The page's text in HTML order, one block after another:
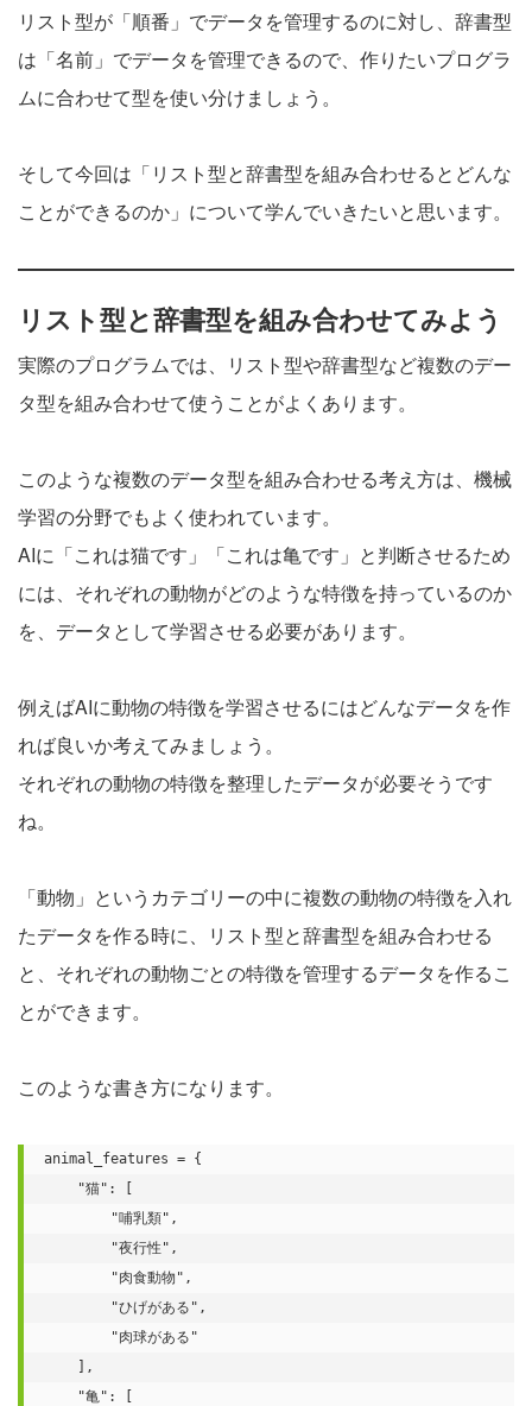
リスト型が「順番」でデータを管理するのに対し、辞書型
は「名前」でデータを管理できるので、作りたいプログラ
ムに合わせて型を使い分けましょう。
そして今回は「リスト型と辞書型を組み合わせるとどんな
ことができるのか」について学んでいきたいと思います。
リスト型と辞書型を組み合わせてみよう
実際のプログラムでは、リスト型や辞書型など複数のデー
タ型を組み合わせて使うことがよくあります。
このような複数のデータ型を組み合わせる考え方は、機械
学習の分野でもよく使われています。
AIに「これは猫です」「これは亀です」と判断させるため
には、それぞれの動物がどのような特徴を持っているのか
を、データとして学習させる必要があります。
例えばAIに動物の特徴を学習させるにはどんなデータを作
れば良いか考えてみましょう。
それぞれの動物の特徴を整理したデータが必要そうです
ね。
「動物」というカテゴリーの中に複数の動物の特徴を入れ
たデータを作る時に、リスト型と辞書型を組み合わせる
と、それぞれの動物ごとの特徴を管理するデータを作るこ
とができます。
このような書き方になります。
animal_features = {
"猫": [
"哺乳類",
"夜行性",
"肉食動物",
"ひげがある",
"肉球がある"
],
"亀": [